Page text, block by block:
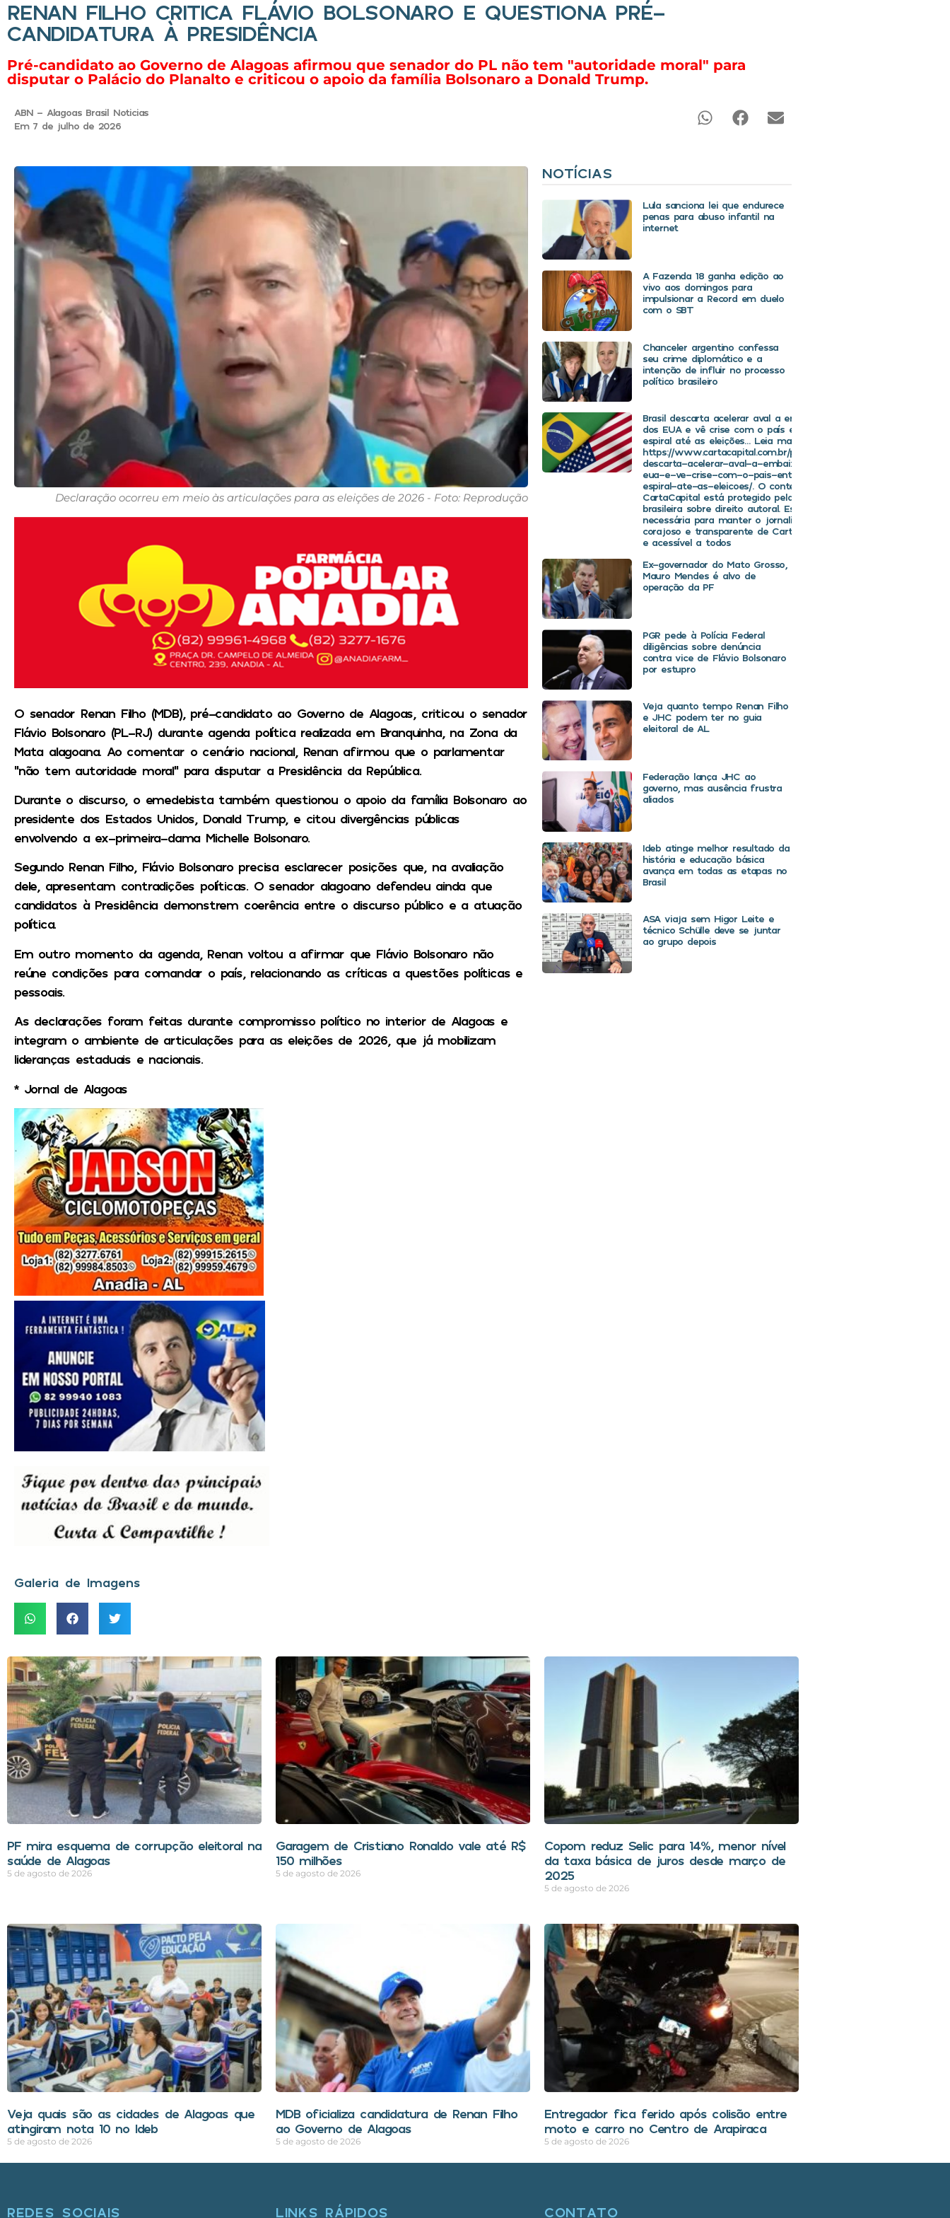
RENAN FILHO CRITICA FLÁVIO BOLSONARO E QUESTIONA PRÉ-
CANDIDATURA À PRESIDÊNCIA
Pré-candidato ao Governo de Alagoas afirmou que senador do PL não tem "autoridade moral" para
disputar o Palácio do Planalto e criticou o apoio da família Bolsonaro a Donald Trump.
ABN - Alagoas Brasil Noticias
Em 7 de julho de 2026
Declaração ocorreu em meio às articulações para as eleições de 2026 - Foto: Reprodução
O senador Renan Filho (MDB), pré-candidato ao Governo de Alagoas, criticou o senador
Flávio Bolsonaro (PL-RJ) durante agenda política realizada em Branquinha, na Zona da
Mata alagoana. Ao comentar o cenário nacional, Renan afirmou que o parlamentar
“não tem autoridade moral” para disputar a Presidência da República.
Durante o discurso, o emedebista também questionou o apoio da família Bolsonaro ao
presidente dos Estados Unidos, Donald Trump, e citou divergências públicas
envolvendo a ex-primeira-dama Michelle Bolsonaro.
Segundo Renan Filho, Flávio Bolsonaro precisa esclarecer posições que, na avaliação
dele, apresentam contradições políticas. O senador alagoano defendeu ainda que
candidatos à Presidência demonstrem coerência entre o discurso público e a atuação
política.
Em outro momento da agenda, Renan voltou a afirmar que Flávio Bolsonaro não
reúne condições para comandar o país, relacionando as críticas a questões políticas e
pessoais.
As declarações foram feitas durante compromisso político no interior de Alagoas e
integram o ambiente de articulações para as eleições de 2026, que já mobilizam
lideranças estaduais e nacionais.
* Jornal de Alagoas
Galeria de Imagens
NOTÍCIAS
Lula sanciona lei que endurece
penas para abuso infantil na
internet
A Fazenda 18 ganha edição ao
vivo aos domingos para
impulsionar a Record em duelo
com o SBT
Chanceler argentino confessa
seu crime diplomático e a
intenção de influir no processo
político brasileiro
Brasil descarta acelerar aval a embaixador
dos EUA e vê crise com o país entrar em
espiral até as eleições… Leia mais em
https://www.cartacapital.com.br/politica/brasil-
descarta-acelerar-aval-a-embaixador-dos-
eua-e-ve-crise-com-o-pais-entrar-em-
espiral-ate-as-eleicoes/. O conteúdo de
CartaCapital está protegido pela legislação
brasileira sobre direito autoral. Essa defesa é
necessária para manter o jornalismo
corajoso e transparente de CartaCapital vivo
e acessível a todos
Ex-governador do Mato Grosso,
Mauro Mendes é alvo de
operação da PF
PGR pede à Polícia Federal
diligências sobre denúncia
contra vice de Flávio Bolsonaro
por estupro
Veja quanto tempo Renan Filho
e JHC podem ter no guia
eleitoral de AL
Federação lança JHC ao
governo, mas ausência frustra
aliados
Ideb atinge melhor resultado da
história e educação básica
avança em todas as etapas no
Brasil
ASA viaja sem Higor Leite e
técnico Schülle deve se juntar
ao grupo depois
PF mira esquema de corrupção eleitoral na
saúde de Alagoas
5 de agosto de 2026
Garagem de Cristiano Ronaldo vale até R$
150 milhões
5 de agosto de 2026
Copom reduz Selic para 14%, menor nível
da taxa básica de juros desde março de
2025
5 de agosto de 2026
Veja quais são as cidades de Alagoas que
atingiram nota 10 no Ideb
5 de agosto de 2026
MDB oficializa candidatura de Renan Filho
ao Governo de Alagoas
5 de agosto de 2026
Entregador fica ferido após colisão entre
moto e carro no Centro de Arapiraca
5 de agosto de 2026
REDES SOCIAIS LINKS RÁPIDOS CONTATO